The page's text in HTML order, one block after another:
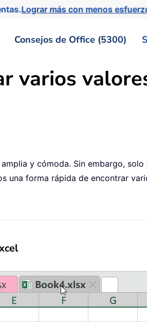
Lograr más con menos
Consejos de Office (5300)
varios
y cómoda. Sin embargo,
una forma rápida de encontrar